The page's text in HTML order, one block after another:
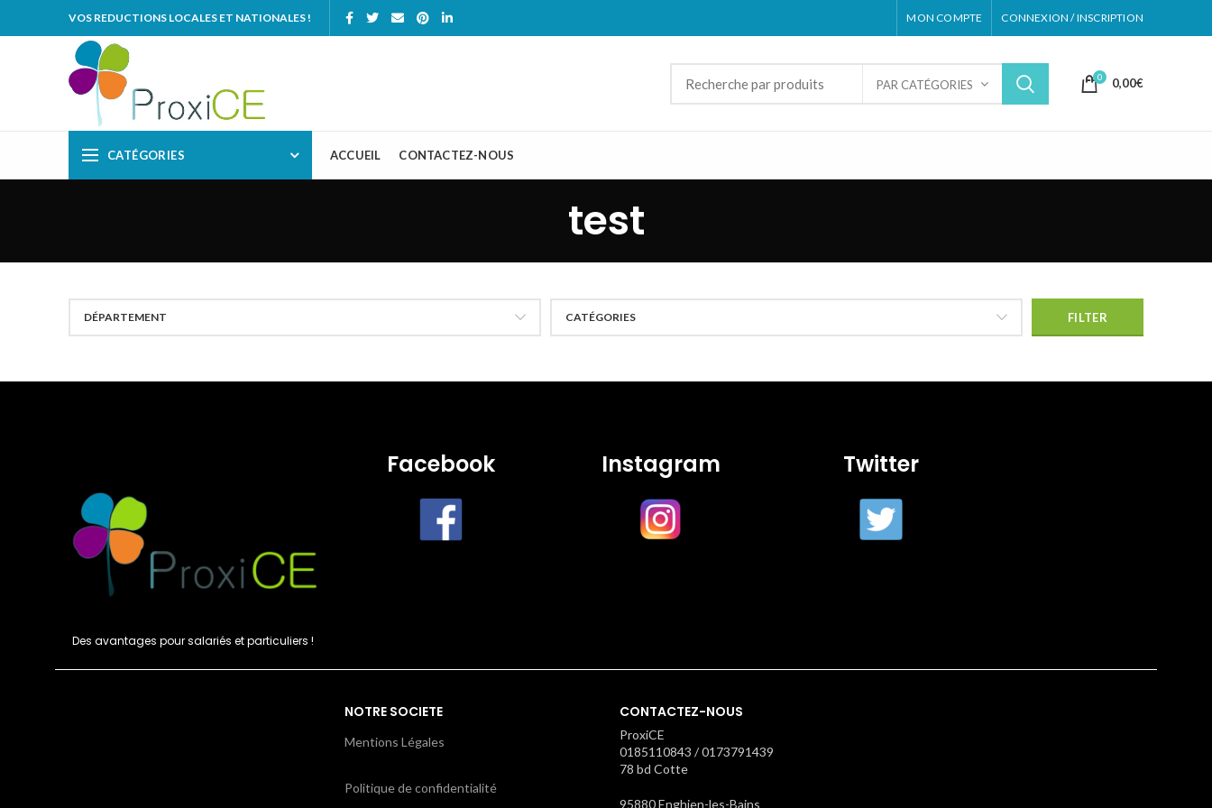
VOS REDUCTIONS LOCALES ET NATIONALES ! MON COMPTE CONNEXION / INSCRIPTION
PAR CATÉGORIES
0 0,00€
CATÉGORIES ACCUEIL CONTACTEZ-NOUS
test
DÉPARTEMENT CATÉGORIES FILTER
Des avantages pour salariés et particuliers !
Facebook Instagram Twitter
NOTRE SOCIETE
Mentions Légales
Politique de confidentialité
CONTACTEZ-NOUS
ProxiCE
0185110843 / 0173791439
78 bd Cotte
95880 Enghien-les-Bains